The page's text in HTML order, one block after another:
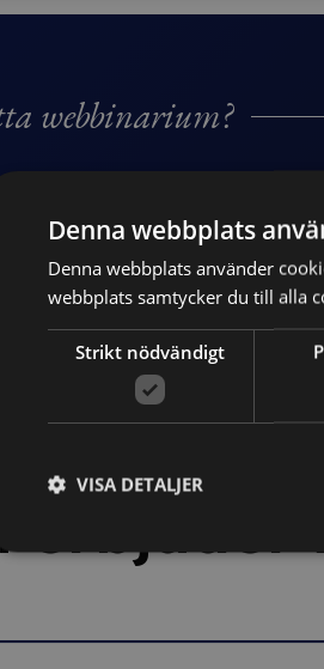
webbinarium?
till företagare, jurister,
strategier som krävs för
teknologier i sina
du
erbjuder
Denna webbplats
Denna webbplats använder
webbplats samtycker du till alla
Strikt nödvändigt
VISA DETALJER